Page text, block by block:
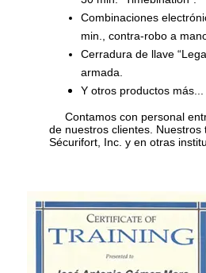
Contamos con personal
de nuestros clientes.
Sécurifort, Inc. y en otras
Combinaciones
min., contra-robo a
Cerradura de llave
armada.
Y otros productos más...